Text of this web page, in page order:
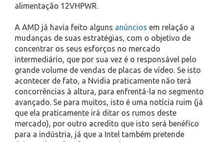
alimentação 12VHPWR.
A AMD já havia feito alguns anúncios em relação a
mudanças de suas estratégias, com o objetivo de
concentrar os seus esforços no mercado
intermediário, que por sua vez é o responsável pelo
grande volume de vendas de placas de vídeo. Se isto
acontecer de fato, a Nvidia praticamente não terá
concorrências à altura, para enfrentá-la no segmento
avançado. Se para muitos, isto é uma notícia ruim (já
que ela praticamente irá ditar os rumos deste
mercado), por outro acredito que isto será benéfico
para a indústria, já que a Intel também pretende